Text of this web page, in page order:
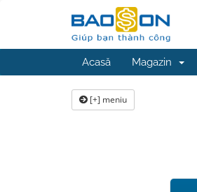
Acasă Magazin
[+] meniu